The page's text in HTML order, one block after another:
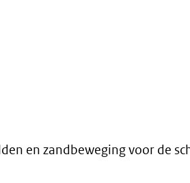
en zandbeweging voor de